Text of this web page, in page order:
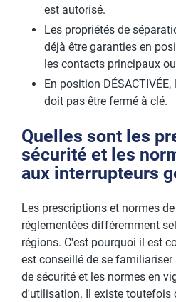
est autorisé.
Les propriétés de
déjà être garanties en
les contacts principaux
En position
doit pas être fermé à clé.
Quelles sont les
sécurité et les
aux interrupteurs
Les prescriptions et normes
réglementées différemment
régions. C'est pourquoi il est
est conseillé de se
de sécurité et les normes en
d'utilisation. Il existe toutefois